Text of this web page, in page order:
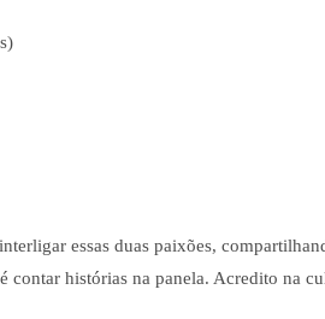
essas duas paixões,
contar histórias na panela. Acredito na